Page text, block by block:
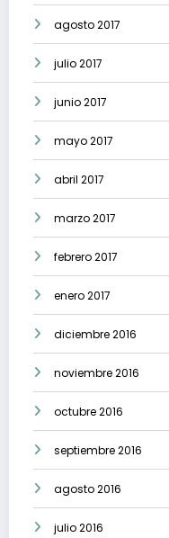
agosto 2017
julio 2017
junio 2017
mayo 2017
abril 2017
marzo 2017
febrero 2017
enero 2017
diciembre 2016
noviembre 2016
octubre 2016
septiembre 2016
agosto 2016
julio 2016